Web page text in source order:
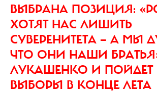
ВЫБРАНА ПОЗИЦИЯ:
ХОТЯТ НАС ЛИШИТЬ
СУВЕРЕНИТЕТА — А МЫ
ЧТО ОНИ НАШИ
ЛУКАШЕНКО И ПОЙДЕТ
ВЫБОРЫ В КОНЦЕ ЛЕТА